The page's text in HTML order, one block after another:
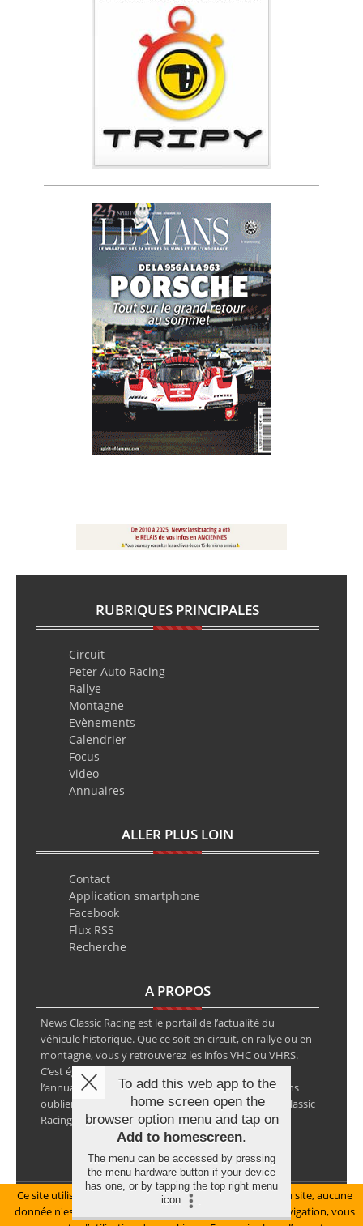
RUBRIQUES PRINCIPALES
Circuit
Peter Auto Racing
Rallye
Montagne
Evènements
Calendrier
Focus
Video
Annuaires
ALLER PLUS LOIN
Contact
Application smartphone
Facebook
Flux RSS
Recherche
A PROPOS
News Classic Racing est le portail de l’actualité du
véhicule historique. Que ce soit en circuit, en rallye ou en
montagne, vous y retrouverez les infos VHC ou VHRS.
C’est également le calendrier des épreuves ainsi que
l’annuaire des spécialistes de la voiture ancienne, sans
oublier les petites annonces avec notre partenaire Classic
Racing Annonces.
Mentions légales
© Copyright 2026 NewsClassicRacing, tous droits réservés
Ce site utilise des cookies pour le bon fonctionnement du site, aucune
donnée n'est collectée à ce titre. En poursuivant votre navigation, vous
To add this web app to the
home screen open the
browser option menu and tap on
Add to homescreen.
The menu can be accessed by pressing
the menu hardware button if your device
has one, or by tapping the top right menu
icon
.